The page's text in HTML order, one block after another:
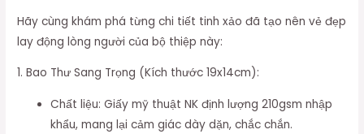
Hãy cùng khám phá từng chi tiết tinh xảo đã tạo nên vẻ đẹp
lay động lòng người của bộ thiệp này:
1. Bao Thư Sang Trọng (Kích thước 19x14cm):
Chất liệu: Giấy mỹ thuật NK định lượng 210gsm nhập
khẩu, mang lại cảm giác dày dặn, chắc chắn.